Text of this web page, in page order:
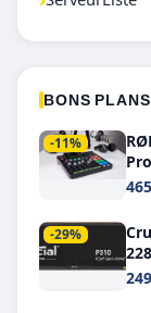
BONS PLANS
-11%
-29%